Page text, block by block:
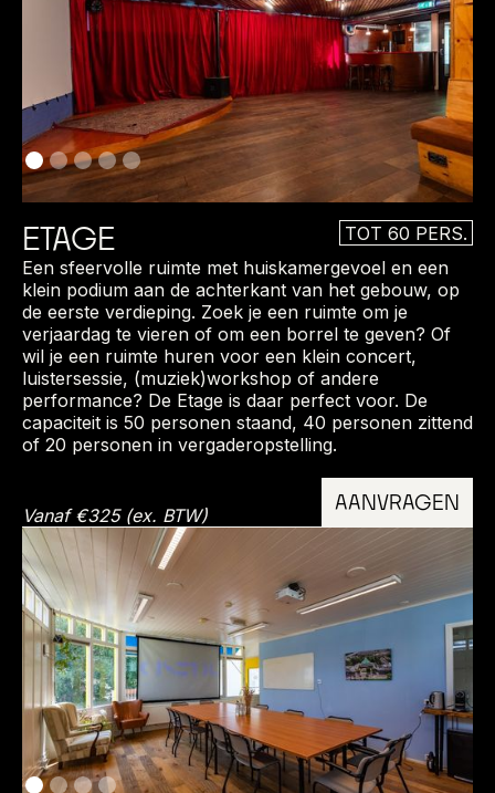
ETAGE
TOT 60 PERS.
Een sfeervolle ruimte met huiskamergevoel en een
klein podium aan de achterkant van het gebouw, op
de eerste verdieping. Zoek je een ruimte om je
verjaardag te vieren of om een borrel te geven? Of
wil je een ruimte huren voor een klein concert,
luistersessie, (muziek)workshop of andere
performance? De Etage is daar perfect voor. De
capaciteit is 50 personen staand, 40 personen zittend
of 20 personen in vergaderopstelling.
Vanaf €325 (ex. BTW)
AANVRAGEN